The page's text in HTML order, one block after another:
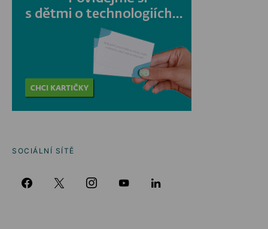
SOCIÁLNÍ SÍTĚ